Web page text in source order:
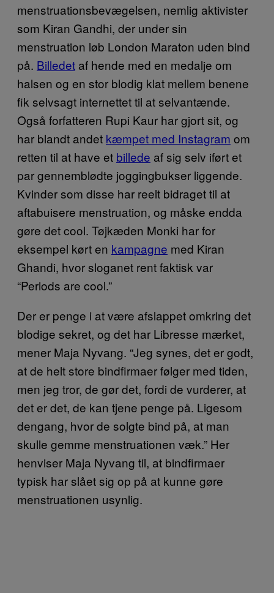
menstruationsbevægelsen, nemlig aktivister
som Kiran Gandhi, der under sin
menstruation løb London Maraton uden bind
på. Billedet af hende med en medalje om
halsen og en stor blodig klat mellem benene
fik selvsagt internettet til at selvantænde.
Også forfatteren Rupi Kaur har gjort sit, og
har blandt andet kæmpet med Instagram om
retten til at have et billede af sig selv iført et
par gennemblødte joggingbukser liggende.
Kvinder som disse har reelt bidraget til at
aftabuisere menstruation, og måske endda
gøre det cool. Tøjkæden Monki har for
eksempel kørt en kampagne med Kiran
Ghandi, hvor sloganet rent faktisk var
“Periods are cool.”
Der er penge i at være afslappet omkring det
blodige sekret, og det har Libresse mærket,
mener Maja Nyvang. “Jeg synes, det er godt,
at de helt store bindfirmaer følger med tiden,
men jeg tror, de gør det, fordi de vurderer, at
det er det, de kan tjene penge på. Ligesom
dengang, hvor de solgte bind på, at man
skulle gemme menstruationen væk.” Her
henviser Maja Nyvang til, at bindfirmaer
typisk har slået sig op på at kunne gøre
menstruationen usynlig.